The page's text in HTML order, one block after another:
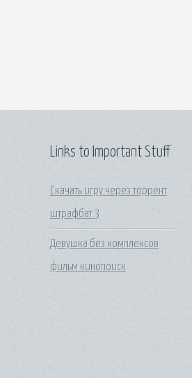
Links to Important Stuff
Скачать игру через торрент
штрафбат 3
Девушка без комплексов
фильм кинопоиск